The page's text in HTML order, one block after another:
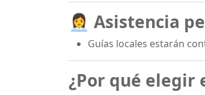
👩‍💼 Asistencia
Guías locales estarán
¿Por qué elegir